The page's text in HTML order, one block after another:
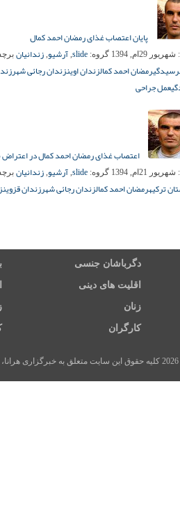
پایان اعتصاب غذای رمضان احمد کمال
شهریور 29ام, 1394 گروه: slide
, آرشیو, زندانیان
رسیدگیرمضان احمد کمالزندان اوینزندان رجائی شهر
عمل جراحی
اعتصاب غذای رمضان احمد کمال در
شهریور 21ام, 1394 گروه: slide
, آرشیو, زندانیان
ترکیهرمضان احمد کمالزندان رجائی شهرزندان قزوین
دگرباشان جنسی
اقلیت های دینی
زنان
کارگران
در ایران است